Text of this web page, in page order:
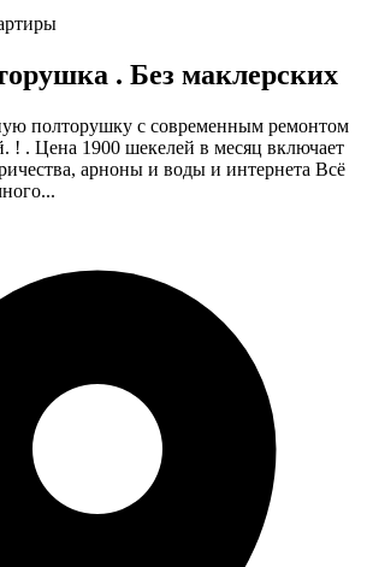
. Без маклерских
полторушку с современным ремонтом
! . Цена 1900 шекелей в месяц включает
арноны и воды и интернета Всё